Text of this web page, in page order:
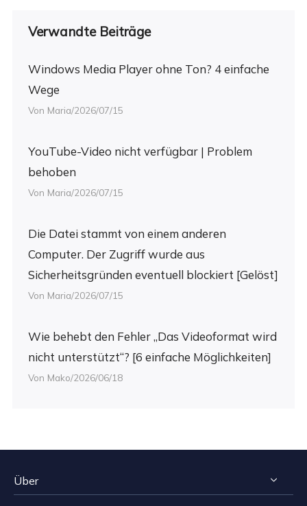
Verwandte Beiträge
Windows Media Player ohne Ton? 4 einfache
Wege
Von Maria/2026/07/15
YouTube-Video nicht verfügbar | Problem
behoben
Von Maria/2026/07/15
Die Datei stammt von einem anderen
Computer. Der Zugriff wurde aus
Sicherheitsgründen eventuell blockiert [Gelöst]
Von Maria/2026/07/15
Wie behebt den Fehler „Das Videoformat wird
nicht unterstützt“? [6 einfache Möglichkeiten]
Von Mako/2026/06/18
Über